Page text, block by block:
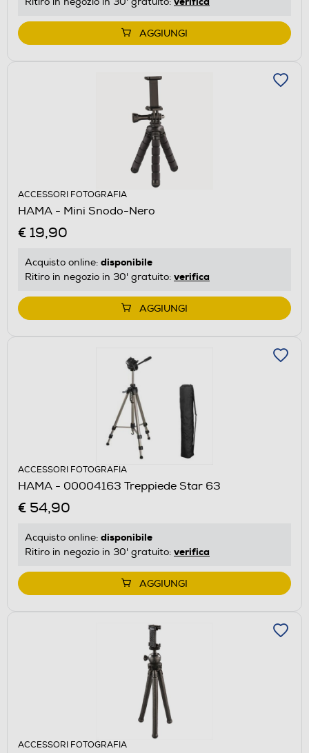
AGGIUNGI
ACCESSORI FOTOGRAFIA
HAMA - Mini Snodo-Nero
€ 19,90
Acquisto online: disponibile
Ritiro in negozio in 30' gratuito: verifica
AGGIUNGI
ACCESSORI FOTOGRAFIA
HAMA - 00004163 Treppiede Star 63
€ 54,90
Acquisto online: disponibile
Ritiro in negozio in 30' gratuito: verifica
AGGIUNGI
ACCESSORI FOTOGRAFIA